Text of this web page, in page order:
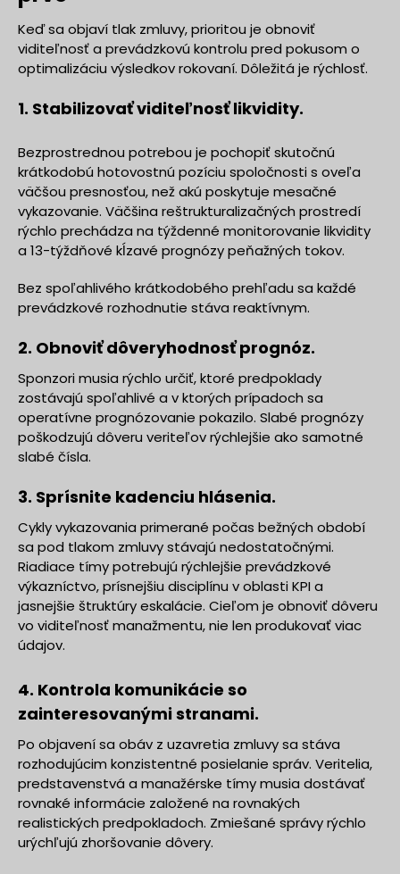
Keď sa objaví tlak zmluvy, prioritou je obnoviť
viditeľnosť a prevádzkovú kontrolu pred pokusom o
optimalizáciu výsledkov rokovaní. Dôležitá je rýchlosť.
1. Stabilizovať viditeľnosť likvidity.
Bezprostrednou potrebou je pochopiť skutočnú
krátkodobú hotovostnú pozíciu spoločnosti s oveľa
väčšou presnosťou, než akú poskytuje mesačné
vykazovanie. Väčšina reštrukturalizačných prostredí
rýchlo prechádza na týždenné monitorovanie likvidity
a 13-týždňové kĺzavé prognózy peňažných tokov.
Bez spoľahlivého krátkodobého prehľadu sa každé
prevádzkové rozhodnutie stáva reaktívnym.
2. Obnoviť dôveryhodnosť prognóz.
Sponzori musia rýchlo určiť, ktoré predpoklady
zostávajú spoľahlivé a v ktorých prípadoch sa
operatívne prognózovanie pokazilo. Slabé prognózy
poškodzujú dôveru veriteľov rýchlejšie ako samotné
slabé čísla.
3. Sprísnite kadenciu hlásenia.
Cykly vykazovania primerané počas bežných období
sa pod tlakom zmluvy stávajú nedostatočnými.
Riadiace tímy potrebujú rýchlejšie prevádzkové
výkazníctvo, prísnejšiu disciplínu v oblasti KPI a
jasnejšie štruktúry eskalácie. Cieľom je obnoviť dôveru
vo viditeľnosť manažmentu, nie len produkovať viac
údajov.
4. Kontrola komunikácie so
zainteresovanými stranami.
Po objavení sa obáv z uzavretia zmluvy sa stáva
rozhodujúcim konzistentné posielanie správ. Veritelia,
predstavenstvá a manažérske tímy musia dostávať
rovnaké informácie založené na rovnakých
realistických predpokladoch. Zmiešané správy rýchlo
urýchľujú zhoršovanie dôvery.